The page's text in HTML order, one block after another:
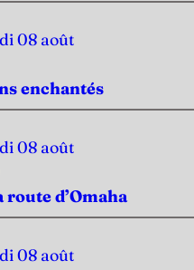
08 août
enchantés
08 août
route d’Omaha
08 août